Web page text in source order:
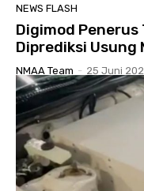
NEWS FLASH
Digimod Penerus
Diprediksi Usung
NMAA Team - 25 Juni